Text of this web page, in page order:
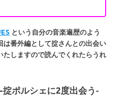
という自分の音楽遍歴のよう
番外編として掟さんとの出会い
たしますので読んでくれたらうれ
掟ポルシェに2度出会う‐